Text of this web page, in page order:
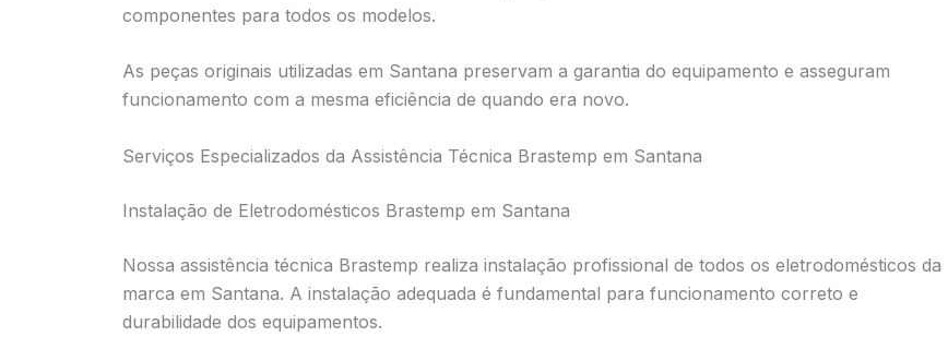
componentes para todos os modelos.
As peças originais utilizadas em Santana preservam a garantia do equipamento e asseguram
funcionamento com a mesma eficiência de quando era novo.
Serviços Especializados da Assistência Técnica Brastemp em Santana
Instalação de Eletrodomésticos Brastemp em Santana
Nossa assistência técnica Brastemp realiza instalação profissional de todos os eletrodomésticos da
marca em Santana. A instalação adequada é fundamental para funcionamento correto e
durabilidade dos equipamentos.